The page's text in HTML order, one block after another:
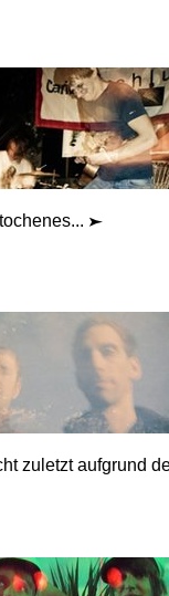
zuletzt aufgrund